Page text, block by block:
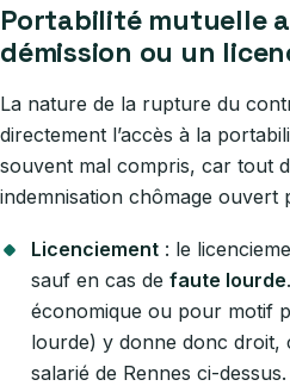
Portabilité mutuelle
démission ou un
La nature de la rupture du
directement l’accès à la
souvent mal compris, car tout
indemnisation chômage ouvert
Licenciement : le
sauf en cas de faute lourde
économique ou pour motif
lourde) y donne donc droit,
salarié de Rennes ci-dessus.